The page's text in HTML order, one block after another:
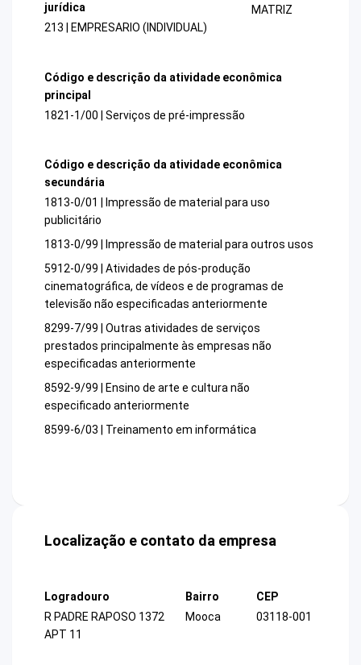
jurídica
213 | EMPRESARIO (INDIVIDUAL)
MATRIZ
Código e descrição da atividade econômica
principal
1821-1/00 | Serviços de pré-impressão
Código e descrição da atividade econômica
secundária
1813-0/01 | Impressão de material para uso
publicitário
1813-0/99 | Impressão de material para outros usos
5912-0/99 | Atividades de pós-produção
cinematográfica, de vídeos e de programas de
televisão não especificadas anteriormente
8299-7/99 | Outras atividades de serviços
prestados principalmente às empresas não
especificadas anteriormente
8592-9/99 | Ensino de arte e cultura não
especificado anteriormente
8599-6/03 | Treinamento em informática
Localização e contato da empresa
Logradouro
R PADRE RAPOSO 1372
APT 11
Bairro
Mooca
CEP
03118-001